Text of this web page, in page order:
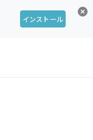
インストール